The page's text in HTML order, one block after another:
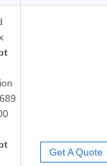
Get A Quote